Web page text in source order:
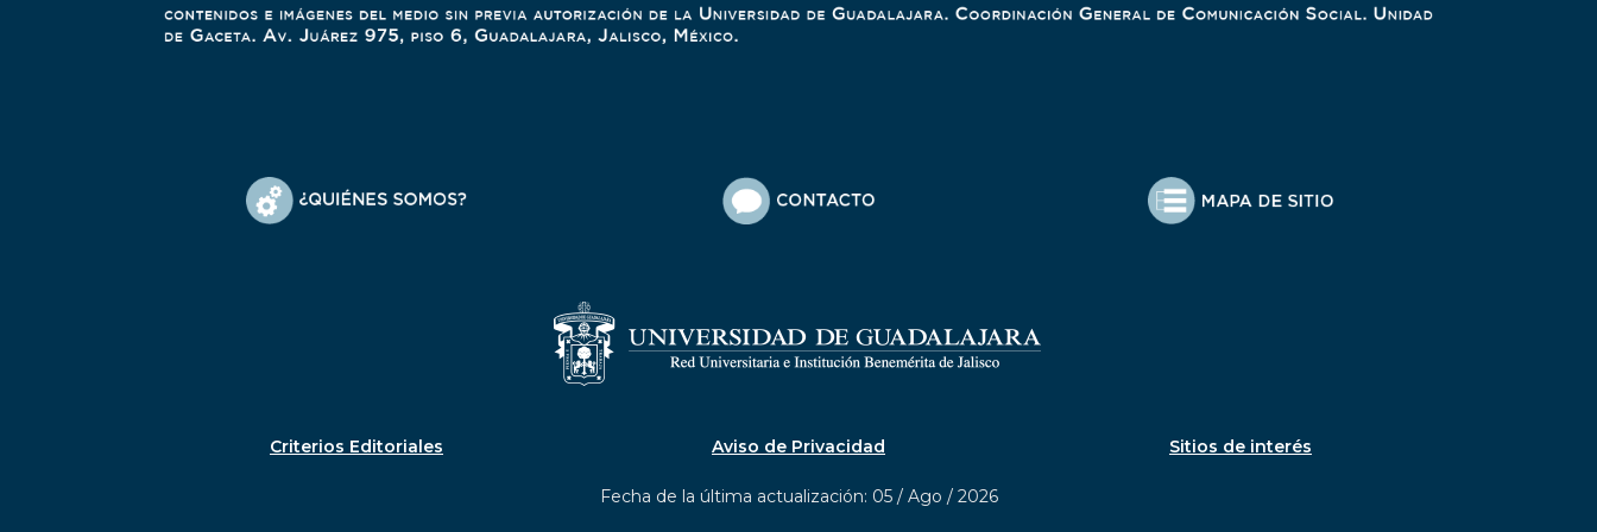
Criterios Editoriales Aviso de Privacidad Sitios de interés
Fecha de la última actualización: 05 / Ago / 2026